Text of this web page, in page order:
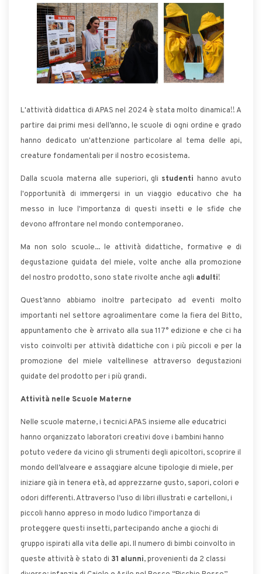
L'attività didattica di APAS nel 2024 è stata molto dinamica!! A
partire dai primi mesi dell’anno, le scuole di ogni ordine e grado
hanno dedicato un'attenzione particolare al tema delle api,
creature fondamentali per il nostro ecosistema.
Dalla scuola materna alle superiori, gli studenti hanno avuto
l'opportunità di immergersi in un viaggio educativo che ha
messo in luce l'importanza di questi insetti e le sfide che
devono affrontare nel mondo contemporaneo.
Ma non solo scuole... le attività didattiche, formative e di
degustazione guidata del miele, volte anche alla promozione
del nostro prodotto, sono state rivolte anche agli adulti!
Quest’anno abbiamo inoltre partecipato ad eventi molto
importanti nel settore agroalimentare come la fiera del Bitto,
appuntamento che è arrivato alla sua 117° edizione e che ci ha
visto coinvolti per attività didattiche con i più piccoli e per la
promozione del miele valtellinese attraverso degustazioni
guidate del prodotto per i più grandi.
Attività nelle Scuole Materne
Nelle scuole materne, i tecnici APAS insieme alle educatrici
hanno organizzato laboratori creativi dove i bambini hanno
potuto vedere da vicino gli strumenti degli apicoltori, scoprire il
mondo dell’alveare e assaggiare alcune tipologie di miele, per
iniziare già in tenera età, ad apprezzarne gusto, sapori, colori e
odori differenti. Attraverso l’uso di libri illustrati e cartelloni, i
piccoli hanno appreso in modo ludico l'importanza di
proteggere questi insetti, partecipando anche a giochi di
gruppo ispirati alla vita delle api. Il numero di bimbi coinvolto in
queste attività è stato di 31 alunni, provenienti da 2 classi